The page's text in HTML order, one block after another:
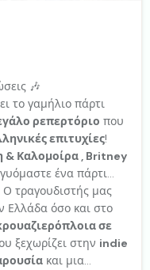
🎶
το γαμήλιο πάρτι
ρεπερτόριο που
επιτυχίες!
& Καλομοίρα , Britney
ένα πάρτι
Ο τραγουδιστής μας
Ελλάδα όσο και στο
σε
ξεχωρίζει στην indie
και μια